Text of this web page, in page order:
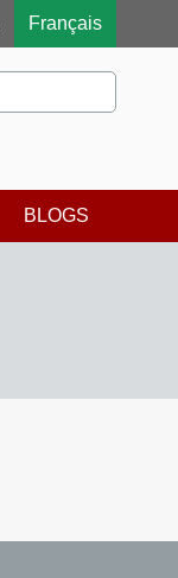
Français
BLOGS